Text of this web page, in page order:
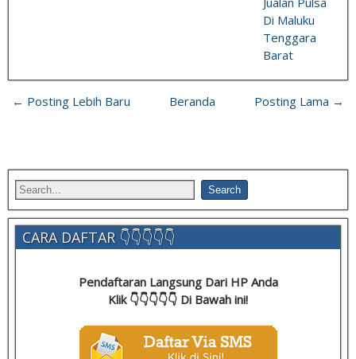
Di Maluku
Tenggara
Barat
← Posting Lebih Baru Posting Lama →
Beranda
CARA DAFTAR 👇👇👇👇👇
Pendaftaran Langsung Dari HP Anda
Klik 👇👇👇👇👇 Di Bawah ini!